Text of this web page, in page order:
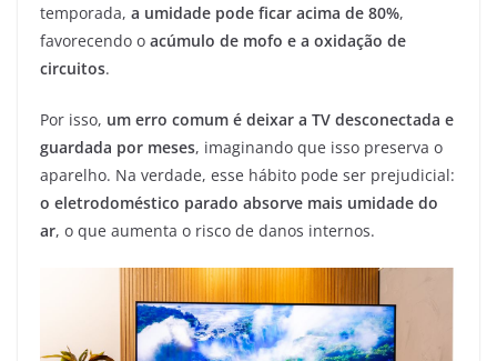
temporada, a umidade pode ficar acima de 80%,
favorecendo o acúmulo de mofo e a oxidação de
circuitos.
Por isso, um erro comum é deixar a TV desconectada e
guardada por meses, imaginando que isso preserva o
aparelho. Na verdade, esse hábito pode ser prejudicial:
o eletrodoméstico parado absorve mais umidade do
ar, o que aumenta o risco de danos internos.